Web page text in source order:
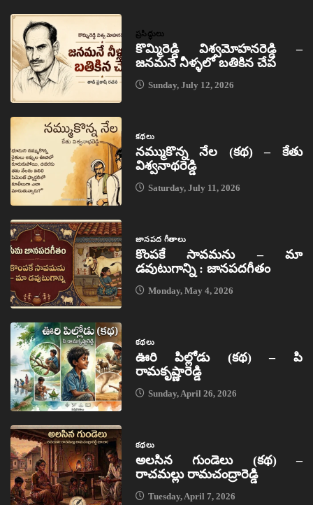
ప్రసిద్ధులు
కొమ్మిరెడ్డి విశ్వమోహనరెడ్డి –
జనమనే నీళ్ళలో బతికిన చేప
Sunday, July 12, 2026
కథలు
నమ్ముకొన్న నేల (కథ) – కేతు
విశ్వనాథరెడ్డి
Saturday, July 11, 2026
జానపద గీతాలు
కొంపకే సావమను – మా
డవుటుగాన్ని : జానపదగీతం
Monday, May 4, 2026
కథలు
ఊరి పిల్లోడు (కథ) – పి
రామకృష్ణారెడ్డి
Sunday, April 26, 2026
కథలు
అలసిన గుండెలు (కథ) –
రాచమల్లు రామచంద్రారెడ్డి
Tuesday, April 7, 2026